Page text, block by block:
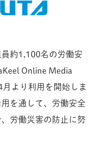
約1,100名の労働安
Online Media
より利用を開始しま
を通して、労働安全
労働災害の防止に努